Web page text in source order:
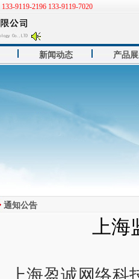
133-9119-2196 133-9119-7020
新闻动态 产品
通知公告
上
上海盈诚网络科